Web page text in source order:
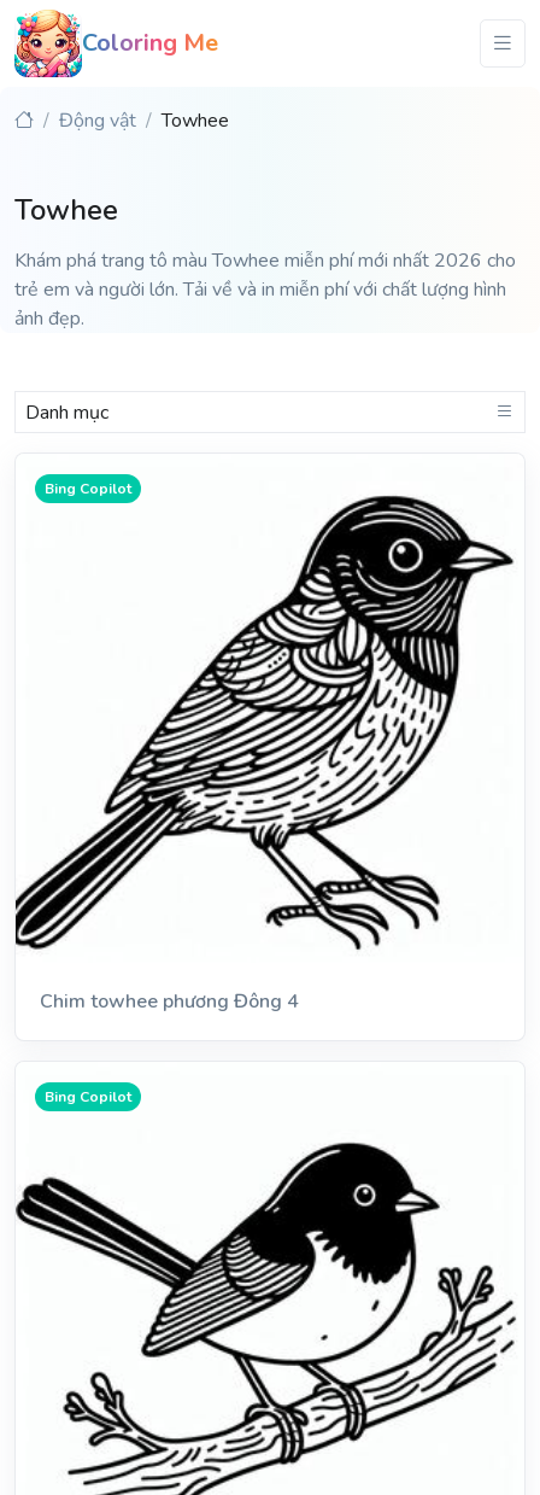
Coloring Me
Động vật Towhee
Towhee
Khám phá trang tô màu Towhee miễn phí mới nhất 2026 cho
trẻ em và người lớn. Tải về và in miễn phí với chất lượng hình
ảnh đẹp.
Danh mục
Bing Copilot
Chim towhee phương Đông 4
Bing Copilot